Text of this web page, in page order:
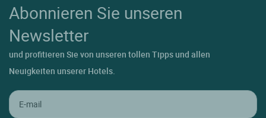
Abonnieren Sie unseren
Newsletter
und profitieren Sie von unseren tollen Tipps und allen
Neuigkeiten unserer Hotels.